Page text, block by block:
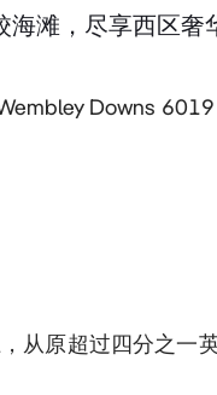
海滩，尽享西区奢
Downs
从原超过四分之一